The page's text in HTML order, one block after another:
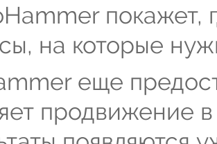
покажет,
на которые
еще
продвижение